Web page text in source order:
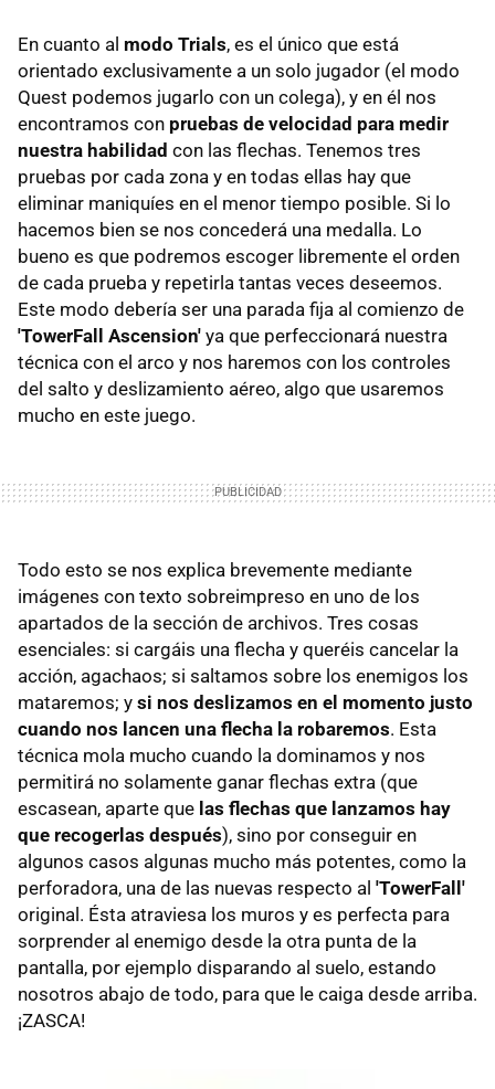
En cuanto al modo Trials, es el único que está
orientado exclusivamente a un solo jugador (el modo
Quest podemos jugarlo con un colega), y en él nos
encontramos con pruebas de velocidad para medir
nuestra habilidad con las flechas. Tenemos tres
pruebas por cada zona y en todas ellas hay que
eliminar maniquíes en el menor tiempo posible. Si lo
hacemos bien se nos concederá una medalla. Lo
bueno es que podremos escoger libremente el orden
de cada prueba y repetirla tantas veces deseemos.
Este modo debería ser una parada fija al comienzo de
'TowerFall Ascension' ya que perfeccionará nuestra
técnica con el arco y nos haremos con los controles
del salto y deslizamiento aéreo, algo que usaremos
mucho en este juego.
Todo esto se nos explica brevemente mediante
imágenes con texto sobreimpreso en uno de los
apartados de la sección de archivos. Tres cosas
esenciales: si cargáis una flecha y queréis cancelar la
acción, agachaos; si saltamos sobre los enemigos los
mataremos; y si nos deslizamos en el momento justo
cuando nos lancen una flecha la robaremos. Esta
técnica mola mucho cuando la dominamos y nos
permitirá no solamente ganar flechas extra (que
escasean, aparte que las flechas que lanzamos hay
que recogerlas después), sino por conseguir en
algunos casos algunas mucho más potentes, como la
perforadora, una de las nuevas respecto al 'TowerFall'
original. Ésta atraviesa los muros y es perfecta para
sorprender al enemigo desde la otra punta de la
pantalla, por ejemplo disparando al suelo, estando
nosotros abajo de todo, para que le caiga desde arriba.
¡ZASCA!